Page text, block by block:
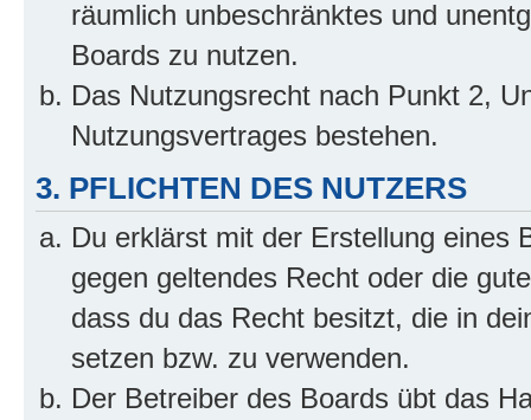
räumlich unbeschränktes und
Boards zu nutzen.
Das Nutzungsrecht nach Punkt 2,
Nutzungsvertrages bestehen.
3. PFLICHTEN DES NUTZERS
Du erklärst mit der Erstellung eines
gegen geltendes Recht oder die
dass du das Recht besitzt, die in
setzen bzw. zu verwenden.
Der Betreiber des Boards übt das